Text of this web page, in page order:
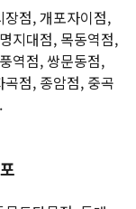
점, 개포자이점,
지대점, 목동역점,
역점, 쌍문동점,
점, 종암점, 중곡